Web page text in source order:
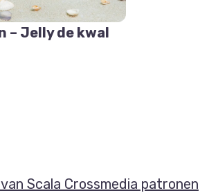
– Jelly de kwal
Scala Crossmedia patronen